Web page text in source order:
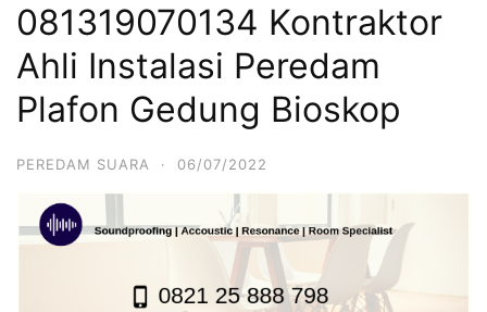
081319070134 Kontraktor
Ahli Instalasi Peredam
Plafon Gedung Bioskop
PEREDAM SUARA · 06/07/2022